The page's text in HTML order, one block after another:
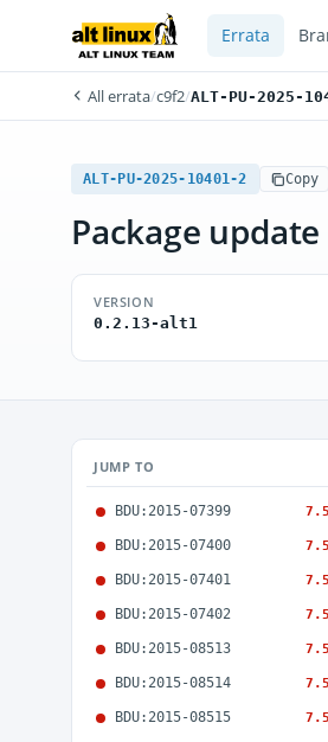
Errata
All errata/c9f2/ALT-PU-2025-
ALT-PU-2025-10401-2 Copy
Package update
VERSION
0.2.13-alt1
JUMP TO
BDU:2015-07399 7.5
BDU:2015-07400 7.5
BDU:2015-07401 7.5
BDU:2015-07402 7.5
BDU:2015-08513 7.5
BDU:2015-08514 7.5
BDU:2015-08515 7.5